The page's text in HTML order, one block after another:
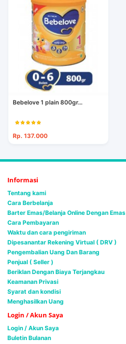
Bebelove 1 plain 800gr...
Rp. 137.000
Informasi
Tentang kami
Cara Berbelanja
Barter Emas/Belanja Online Dengan Emas
Cara Pembayaran
Waktu dan cara pengiriman
Dipesanantar Rekening Virtual ( DRV )
Pengembalian Uang Dan Barang
Penjual ( Seller )
Beriklan Dengan Biaya Terjangkau
Keamanan Privasi
Syarat dan kondisi
Menghasilkan Uang
Login / Akun Saya
Login / Akun Saya
Buletin Bulanan